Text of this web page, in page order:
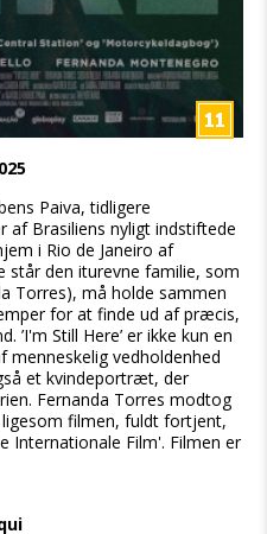
Paiva, tidligere
af Brasiliens nyligt indstiftede
i Rio de Janeiro af
står den iturevne familie, som
Torres), må holde sammen
for at finde ud af præcis,
’I'm Still Here’ er ikke kun en
vedholdenhed
et kvindeportræt, der
Fernanda Torres modtog
filmen, fuldt fortjent,
Internationale Film'. Filmen er